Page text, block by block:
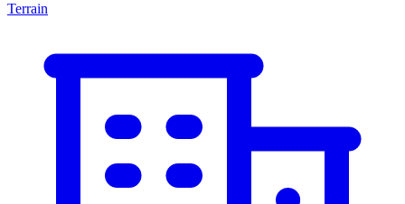
Terrain